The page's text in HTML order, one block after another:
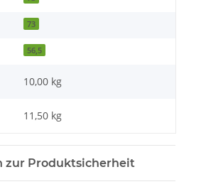
73
56,5
10,00 kg
11,50 kg
zur Produktsicherheit